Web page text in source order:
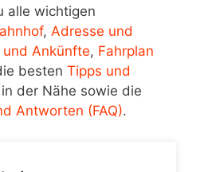
alle wichtigen
, Adresse und
Ankünfte, Fahrplan
besten Tipps und
in der Nähe sowie die
Antworten (FAQ).